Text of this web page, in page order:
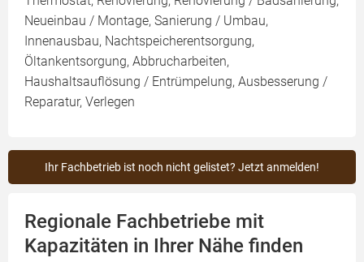
Neueinbau / Montage, Sanierung / Umbau,
Innenausbau, Nachtspeicherentsorgung,
Öltankentsorgung, Abbrucharbeiten,
Haushaltsauflösung / Entrümpelung, Ausbesserung /
Reparatur, Verlegen
Ihr Fachbetrieb ist noch nicht gelistet? Jetzt anmelden!
Regionale Fachbetriebe mit
Kapazitäten in Ihrer Nähe finden